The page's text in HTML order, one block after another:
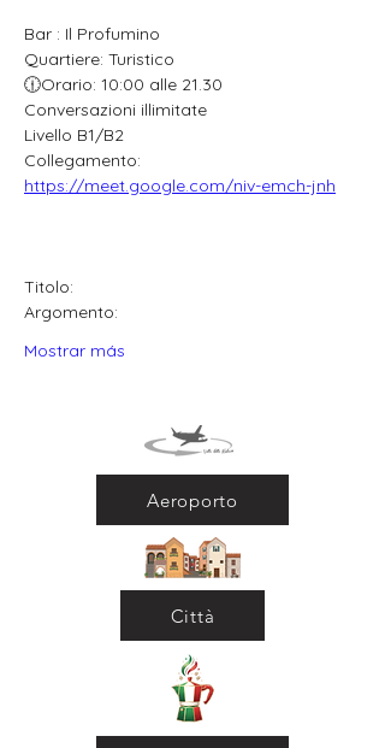
Bar : Il Profumino
Quartiere: Turistico
🕧Orario: 10:00 alle 21.30
Conversazioni illimitate
Livello B1/B2
Collegamento:
https://meet.google.com/niv-emch-jnh
Titolo:
Argomento:
Mostrar más
Aeroporto
Città